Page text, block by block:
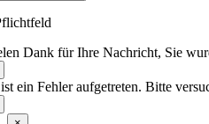
Dank für Ihre Nachricht, Sie
ein Fehler aufgetreten. Bitte